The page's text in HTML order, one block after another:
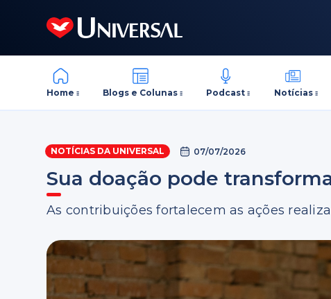
Home Blogs e Colunas Podcast Notícias
NOTÍCIAS DA UNIVERSAL 07/07/2026
Sua doação pode
As contribuições fortalecem as ações